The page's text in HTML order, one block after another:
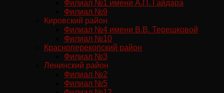
Филиал №1 имени А.П. Гайдара
Филиал №9
Кировский район
Филиал №4 имени В.В. Терешковой
Филиал №10
Красноперекопский район
Филиал №3
Ленинский район
Филиал №2
Филиал №5